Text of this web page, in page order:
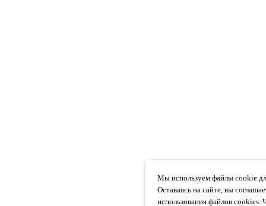
Мы используем файлы cookie
Оставаясь на сайте, вы
использования файлов cookies.